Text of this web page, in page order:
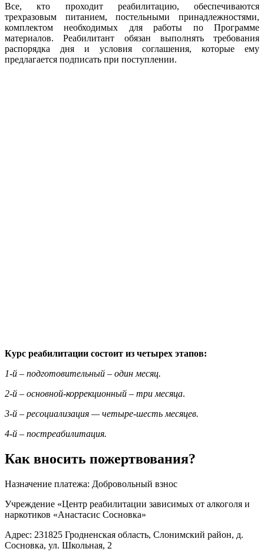
Все, кто проходит реабилитацию, обеспечиваются
трехразовым питанием, постельными принадлежностями,
комплектом необходимых для работы по Программе
материалов. Реабилитант обязан выполнять требования
распорядка дня и условия соглашения, которые ему
предлагается подписать при поступлении.
Курс реабилитации состоит из четырех этапов:
1-й – подготовительный – один месяц.
2-й – основной-коррекционный – три месяца.
3-й – ресоциализация — четыре-шесть месяцев.
4-й – постреабилитация.
Как вносить пожертвования?
Назначение платежа: Добровольный взнос
Учреждение «Центр реабилитации зависимых от алкоголя и
наркотиков «Анастасис Сосновка»
Адрес: 231825 Гродненская область, Слонимский район, д.
Сосновка, ул. Школьная, 2